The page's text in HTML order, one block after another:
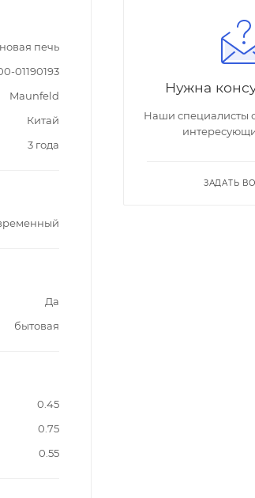
печь
01190193
Maunfeld
Китай
3 года
Да
бытовая
0.45
0.75
0.55
Нужна
Наши специалисты
ЗАДАТЬ